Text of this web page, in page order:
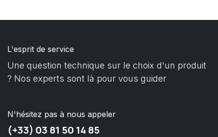
L'esprit de service
Une question technique sur le choix d'un produit
? Nos experts sont là pour vous guider
N'hésitez pas à nous appeler
(+33) 03 81 50 14 85